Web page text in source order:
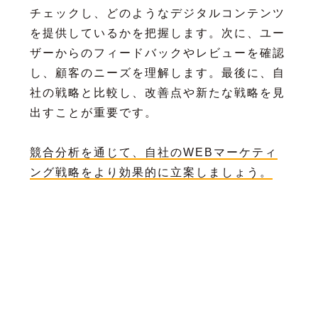
チェックし、どのようなデジタルコンテンツ
を提供しているかを把握します。次に、ユー
ザーからのフィードバックやレビューを確認
し、顧客のニーズを理解します。最後に、自
社の戦略と比較し、改善点や新たな戦略を見
出すことが重要です。
競合分析を通じて、自社のWEBマーケティ
ング戦略をより効果的に立案しましょう。